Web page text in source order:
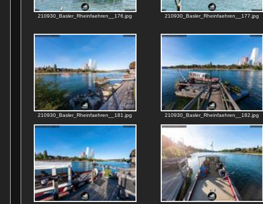
210930_Basler_Rheinfaehren__176.jpg 210930_Basler_Rheinfaehren__177.jpg
210930_Basler_Rheinfaehren__181.jpg 210930_Basler_Rheinfaehren__182.jpg